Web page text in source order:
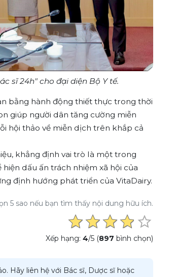
sĩ 24h" cho đại diện Bộ Y tế.
bằng hành động thiết thực trong thời
giúp người dân tăng cường miễn
hội thảo về miễn dịch trên khắp cả
khẳng định vai trò là một trong
dấu ấn trách nhiệm xã hội của
định hướng phát triển của VitaDairy.
5 sao nếu bạn tìm thấy nội dung hữu ích.
Xếp hạng: 4/5 (897 bình chọn)
Hãy liên hệ với Bác sĩ, Dược sĩ hoặc